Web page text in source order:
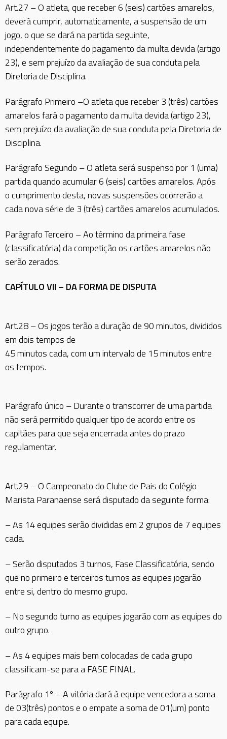
Art.27 – O atleta, que receber 6 (seis) cartões amarelos,
deverá cumprir, automaticamente, a suspensão de um
jogo, o que se dará na partida seguinte,
independentemente do pagamento da multa devida (artigo
23), e sem prejuízo da avaliação de sua conduta pela
Diretoria de Disciplina.
Parágrafo Primeiro –O atleta que receber 3 (três) cartões
amarelos fará o pagamento da multa devida (artigo 23),
sem prejuízo da avaliação de sua conduta pela Diretoria de
Disciplina.
Parágrafo Segundo – O atleta será suspenso por 1 (uma)
partida quando acumular 6 (seis) cartões amarelos. Após
o cumprimento desta, novas suspensões ocorrerão a
cada nova série de 3 (três) cartões amarelos acumulados.
Parágrafo Terceiro – Ao término da primeira fase
(classificatória) da competição os cartões amarelos não
serão zerados.
CAPÍTULO VII – DA FORMA DE DISPUTA
Art.28 – Os jogos terão a duração de 90 minutos, divididos
em dois tempos de
45 minutos cada, com um intervalo de 15 minutos entre
os tempos.
Parágrafo único – Durante o transcorrer de uma partida
não será permitido qualquer tipo de acordo entre os
capitães para que seja encerrada antes do prazo
regulamentar.
Art.29 – O Campeonato do Clube de Pais do Colégio
Marista Paranaense será disputado da seguinte forma:
– As 14 equipes serão divididas em 2 grupos de 7 equipes
cada.
– Serão disputados 3 turnos, Fase Classificatória, sendo
que no primeiro e terceiros turnos as equipes jogarão
entre si, dentro do mesmo grupo.
– No segundo turno as equipes jogarão com as equipes do
outro grupo.
– As 4 equipes mais bem colocadas de cada grupo
classificam-se para a FASE FINAL.
Parágrafo 1º – A vitória dará à equipe vencedora a soma
de 03(três) pontos e o empate a soma de 01(um) ponto
para cada equipe.